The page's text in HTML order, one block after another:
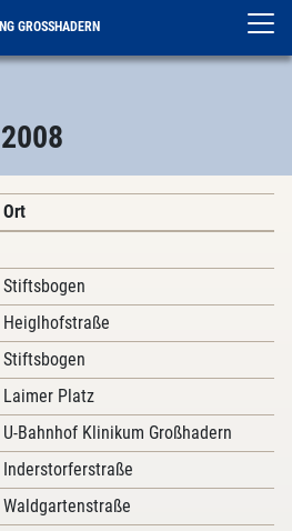
GROSSHADERN
Ort
Stiftsbogen
Heiglhofstraße
Stiftsbogen
Laimer Platz
U-Bahnhof Klinikum Großhadern
Inderstorferstraße
Waldgartenstraße